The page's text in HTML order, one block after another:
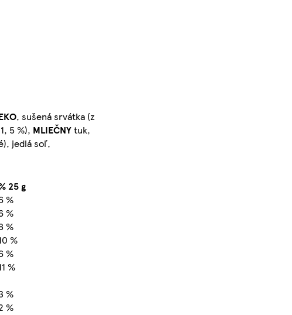
, sušená srvátka (z
5 %), MLIEČNYtuk,
jedlá soľ,
25 g
%
%
%
%
%
%
%
%